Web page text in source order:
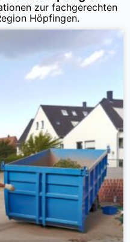
zur fachgerechten
Höpfingen.